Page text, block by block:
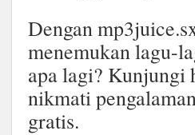
Dengan
menemukan lagu-
apa lagi? Kunjungi
nikmati
gratis.